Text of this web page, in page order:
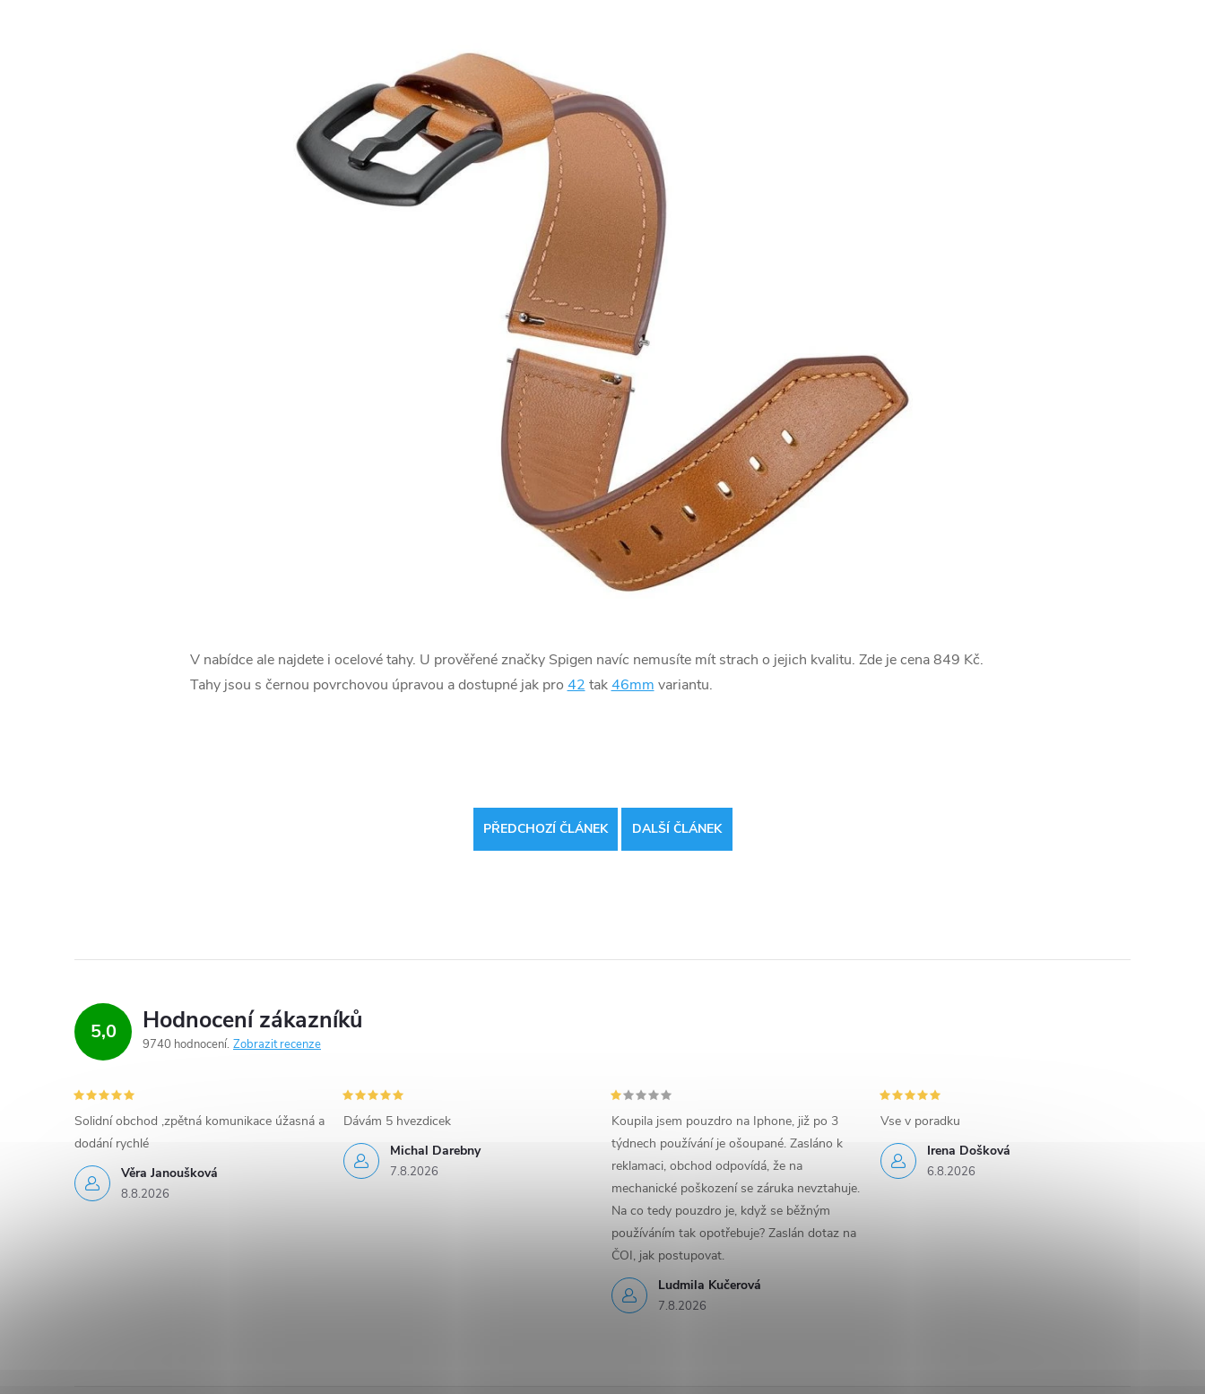
V nabídce ale najdete i ocelové tahy. U prověřené značky Spigen navíc nemusíte mít strach o jejich kvalitu. Zde je cena 849 Kč.
Tahy jsou s černou povrchovou úpravou a dostupné jak pro 42 tak46mm variantu.
PŘEDCHOZÍ ČLÁNEK DALŠÍ ČLÁNEK
5,0 Hodnocení zákazníků
9740 hodnocení Zobrazit recenze
Věra Janoušková
8.8.2026
Solidní obchod ,zpětná komunikace úžasná a
dodání rychlé
Michal Darebny
7.8.2026
Dávám 5 hvezdicek
Ludmila Kučerová
7.8.2026
Koupila jsem pouzdro na Iphone, již po 3
týdnech používání je ošoupané. Zasláno k
reklamaci, obchod odpovídá, že na
mechanické poškození se záruka nevztahuje.
Na co tedy pouzdro je, když se běžným
používáním tak opotřebuje? Zaslán dotaz na
ČOI, jak postupovat.
Irena Došková
6.8.2026
Vse v poradku